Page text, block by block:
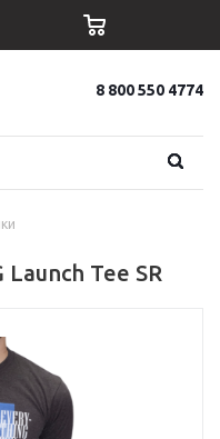
8 800 550 4774
Tee SR